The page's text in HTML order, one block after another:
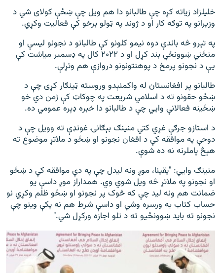
خلیلزاد زیاته کړه چې طالبانو دا هم ویل چې ښځې کولای شي د
وزیرانو په توګه کار او د ژوند په ټولو برخو کې فعالیت وکړي.
په تېرو څه باندې دوه نیمو کلونو کې طالبانو د نجونو لیسې او
منځني ښوونځي بند کړل او د ۲۰۲۲ کال په ډسمبر میاشت کې
یې د نجونو پرمخ د پوهنتونونو دروازې هم وتړلې.
طالبانو پر افغانستان له واکمنېدو وروسته ټینګار کړی چې د
ښځو حقونو ته د اسلامي شریعت په چوکاټ کې ژمن دي خو
ښځینه فعالانې وايي چې د طالبانو دا خبره ډېره عمومي ده.
د استازو جرګې غړي کتي منینګ بېګانۍ غونډې ته وویل چې د
دوحې په موافقه کې د افغان نجونو او ښځو د ملاتړ موضوع ته
هېڅ پاملرنه نه ده شوې.
منینګ وايي: "یقینا، موږ ونه لیدل چې په دې موافقه کې د ښځو
او نجونو په ملاتړ څه ویل شوي وي. همداراز موږ داسې یو
ضمانت هم ونه لید چې که څوک پر نجونو او ښځو ظلم وکړي نو
حساب کتاب به ورسره وشي او داسې شرط هم نه پکې وینو چې
نجونو ته باید ښوونځیو ته د تلو اجازه ورکړل شي."